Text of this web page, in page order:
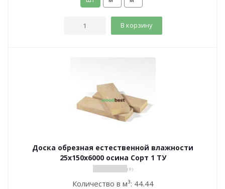
В корзину
Доска обрезная естественной влажности
25х150х6000 осина Сорт 1 ТУ
( 0 )
Количество в м³: 44.44